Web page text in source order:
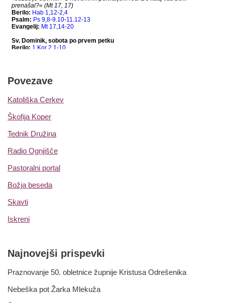
Povezave
Katoliška Cerkev
Škofija Koper
Tednik Družina
Radio Ognjišče
Pastoralni portal
Božja beseda
Skavti
Iskreni
Najnovejši prispevki
Praznovanje 50. obletnice župnije Kristusa Odrešenika
Nebeška pot Žarka Mlekuža